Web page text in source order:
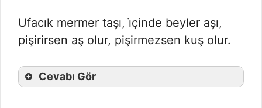
Ufacık mermer taşı, i̇çinde beyler aşı,
pişirirsen aş olur, pişirmezsen kuş olur.
Cevabı Gör